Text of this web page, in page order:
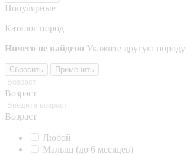
Популярные
Каталог пород
Ничего не найдено Укажите другую породу
Сбросить Применить
Возраст
Возраст
Любой
Малыш (до 6 месяцев)